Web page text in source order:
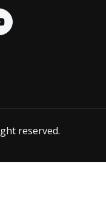
reserved.